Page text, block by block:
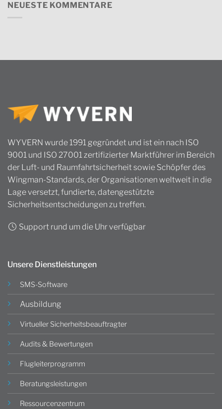
NEUESTE KOMMENTARE
WYVERN wurde 1991 gegründet und ist ein nach ISO
9001 und ISO 27001 zertifizierter Marktführer im Bereich
der Luft- und Raumfahrtsicherheit sowie Schöpfer des
Wingman-Standards, der Organisationen weltweit in die
Lage versetzt, fundierte, datengestützte
Sicherheitsentscheidungen zu treffen.
Support rund um die Uhr verfügbar
Unsere Dienstleistungen
SMS-Software
Ausbildung
Virtueller Sicherheitsbeauftragter
Audits & Bewertungen
Flugleiterprogramm
Beratungsleistungen
Ressourcenzentrum